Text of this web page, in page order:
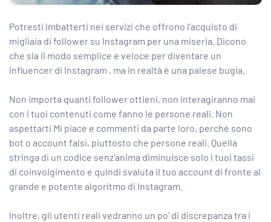
Potresti imbatterti nei servizi che offrono l’acquisto di
migliaia di follower su Instagram per una miseria. Dicono
che sia il modo semplice e veloce per diventare un
influencer di Instagram , ma in realtà è una palese bugia.
Non importa quanti follower ottieni, non interagiranno mai
con i tuoi contenuti come fanno le persone reali. Non
aspettarti Mi piace e commenti da parte loro, perché sono
bot o account falsi, piuttosto che persone reali. Quella
stringa di un codice senz’anima diminuisce solo i tuoi tassi
di coinvolgimento e quindi svaluta il tuo account di fronte al
grande e potente algoritmo di Instagram.
Inoltre, gli utenti reali vedranno un po’ di discrepanza tra i